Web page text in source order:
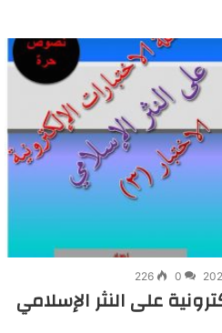
0
226
على النثر الإسلامي